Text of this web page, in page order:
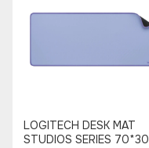
LOGITECH DESK MAT
STUDIOS SERIES 70*30